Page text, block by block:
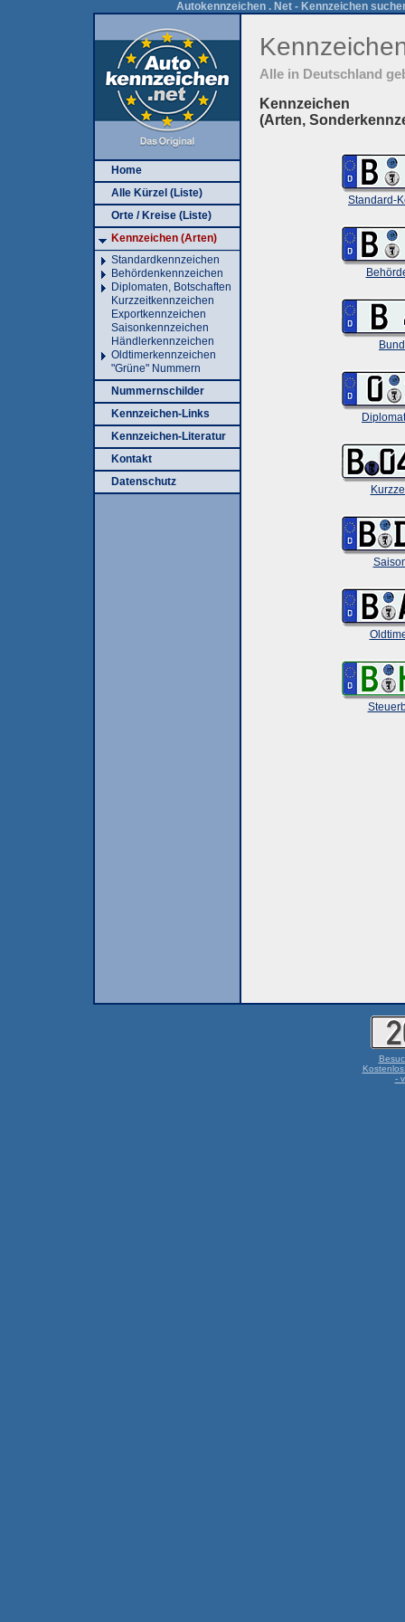
Autokennzeichen . Net - Kennzeichen
Home
Alle Kürzel (Liste)
Orte / Kreise (Liste)
Kennzeichen (Arten)
Standardkennzeichen
Behördenkennzeichen
Diplomaten, Botschaften
Kurzzeitkennzeichen
Exportkennzeichen
Saisonkennzeichen
Händlerkennzeichen
Oldtimerkennzeichen
"Grüne" Nummern
Nummernschilder
Kennzeichen-Links
Kennzeichen-Literatur
Kontakt
Datenschutz
Alle in Deutschland
Kennzeichen
(Arten,
Standard-
-